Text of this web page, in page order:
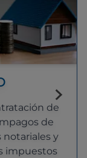
de
de
notariales y
impuestos